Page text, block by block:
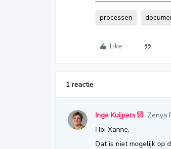
processen
Like
1 reactie
Inge Kuijpers Zenya
Hoi Xanne,
Dat is niet mogelijk op